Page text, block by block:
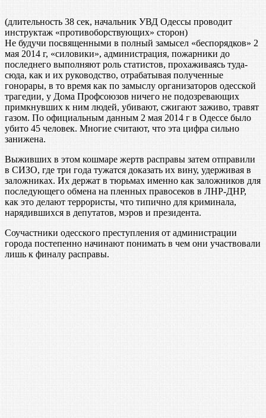
(длительность 38 сек, начальник УВД Одессы проводит
инструктаж «противоборствующих» сторон)
Не будучи посвященными в полный замысел «беспорядков» 2
мая 2014 г, «силовики», администрация, пожарники до
последнего выполняют роль статистов, прохаживаясь туда-
сюда, как и их руководство, отрабатывая полученные
гонорары, в то время как по замыслу организаторов одесской
трагедии, у Дома Профсоюзов ничего не подозревающих
примкнувших к ним людей, убивают, сжигают заживо, травят
газом. По официальным данным 2 мая 2014 г в Одессе было
убито 45 человек. Многие считают, что эта цифра сильно
занижена.
Выживших в этом кошмаре жертв расправы затем отправили
в СИЗО, где три года тужатся доказать их вину, удерживая в
заложниках. Их держат в тюрьмах именно как заложников для
последующего обмена на пленных правосеков в ЛНР-ДНР,
как это делают террористы, что типично для криминала,
нарядившихся в депутатов, мэров и президента.
Соучастники одесского преступления от администрации
города постепенно начинают понимать в чем они участвовали
лишь к финалу расправы.